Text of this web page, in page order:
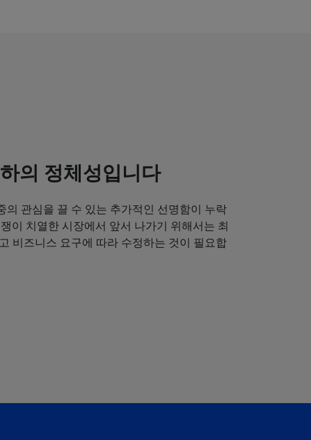
의 정체성입니다
의 관심을 끌 수 있는 추가적인 선명함이 누락
이 치열한 시장에서 앞서 나가기 위해서는 최
비즈니스 요구에 따라 수정하는 것이 필요합